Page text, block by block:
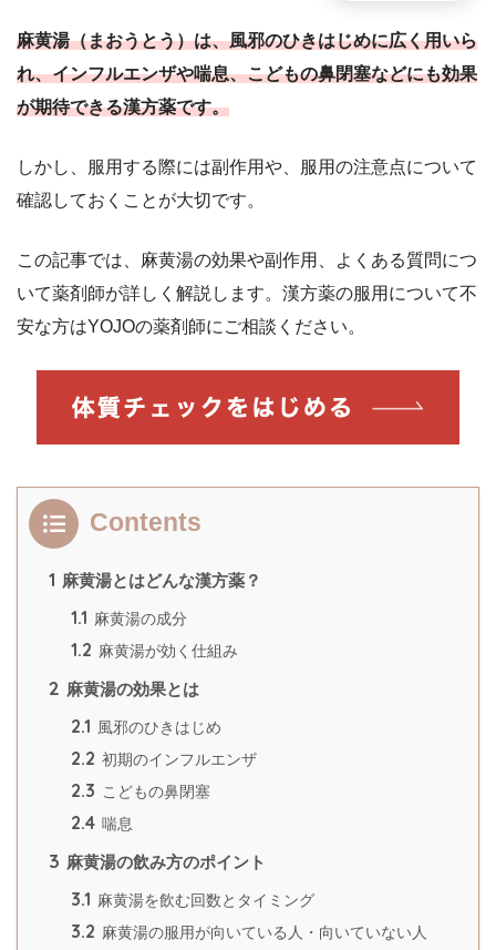
麻黄湯（まおうとう）は、風邪のひきはじめに広く用いら
れ、インフルエンザや喘息、こどもの鼻閉塞などにも効果
が期待できる漢方薬です。
しかし、服用する際には副作用や、服用の注意点について
確認しておくことが大切です。
この記事では、麻黄湯の効果や副作用、よくある質問につ
いて薬剤師が詳しく解説します。漢方薬の服用について不
安な方はYOJOの薬剤師にご相談ください。
Contents
1 麻黄湯とはどんな漢方薬？
1.1 麻黄湯の成分
1.2 麻黄湯が効く仕組み
2 麻黄湯の効果とは
2.1 風邪のひきはじめ
2.2 初期のインフルエンザ
2.3 こどもの鼻閉塞
2.4 喘息
3 麻黄湯の飲み方のポイント
3.1 麻黄湯を飲む回数とタイミング
3.2 麻黄湯の服用が向いている人・向いていない人